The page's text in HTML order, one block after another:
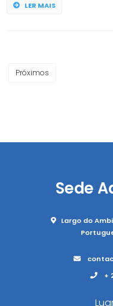
LER MAIS
Próximos
Sede
Largo do
+